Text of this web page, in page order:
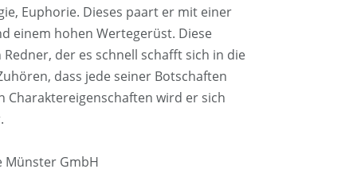
Euphorie. Dieses paart er mit einer
einem hohen Wertegerüst. Diese
der es schnell schafft sich in die
dass jede seiner Botschaften
Charaktereigenschaften wird er sich
Münster GmbH